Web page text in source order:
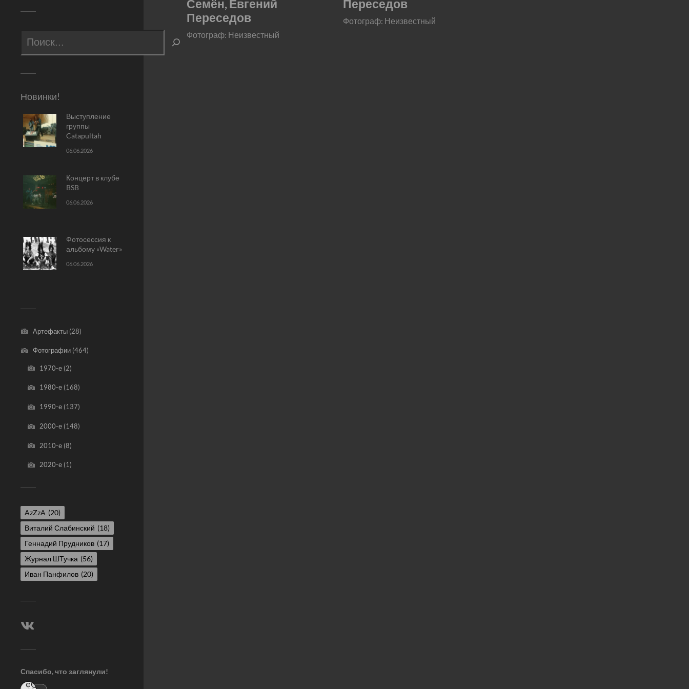
Новинки!
Выступление
группы
Catapultah
06.06.2026
Концерт в клубе
BSB
06.06.2026
Фотосессия к
альбому «Water»
06.06.2026
Артефакты (28)
Фотографии (464)
1970-е(2)
1980-е(168)
1990-е(137)
2000-е(148)
2010-е(8)
2020-е(1)
AzZzA (20)
Виталий Слабинский (18)
Геннадий Прудников (17)
Журнал ШТучка (56)
Иван Панфилов (20)
Спасибо, что заглянули!
Семён, Евгений
Переседов
Фотограф: Неизвестный
Переседов
Фотограф: Неизвестный